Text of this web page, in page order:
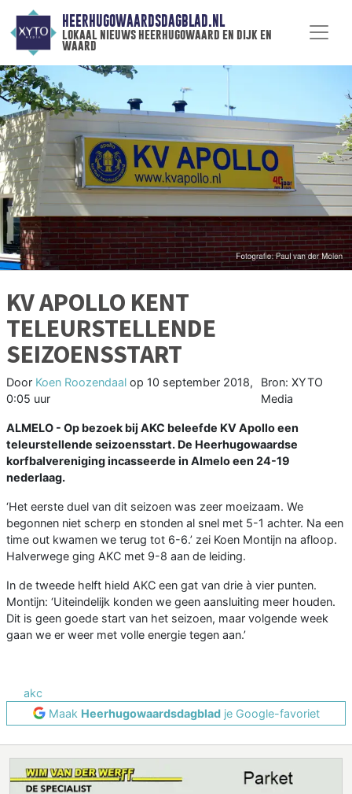
HEERHUGOWAARDSDAGBLAD.NL
lokaal nieuws heerhugowaard en dijk en
waard
KV APOLLO KENT
TELEURSTELLENDE
SEIZOENSSTART
Door Koen Roozendaal op 10 september 2018,
0:05 uur
Bron: XYTO
Media
ALMELO - Op bezoek bij AKC beleefde KV Apollo een
teleurstellende seizoensstart. De Heerhugowaardse
korfbalvereniging incasseerde in Almelo een 24-19
nederlaag.
‘Het eerste duel van dit seizoen was zeer moeizaam. We
begonnen niet scherp en stonden al snel met 5-1 achter. Na een
time out kwamen we terug tot 6-6.’ zei Koen Montijn na afloop.
Halverwege ging AKC met 9-8 aan de leiding.
In de tweede helft hield AKC een gat van drie à vier punten.
Montijn: ‘Uiteindelijk konden we geen aansluiting meer houden.
Dit is geen goede start van het seizoen, maar volgende week
gaan we er weer met volle energie tegen aan.’
akc
Maak Heerhugowaardsdagbladje Google-favoriet